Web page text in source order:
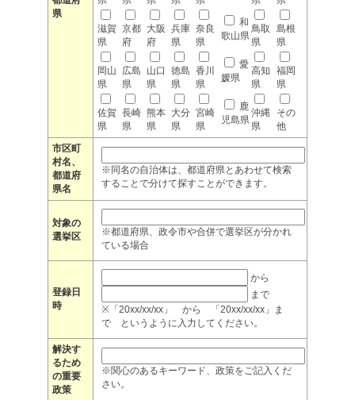
県
滋賀
県
京都
府
大阪
府
兵庫
県
奈良
県
和
歌山県
鳥取
県
島根
県
岡山
県
広島
県
山口
県
徳島
県
香川
県
愛
媛県
高知
県
福岡
県
佐賀
県
長崎
県
熊本
県
大分
県
宮崎
県
鹿
児島県
沖縄
県
その
他
市区町
村名、
都道府
県名
※同名の自治体は、都道府県とあわせて検索
することで分けて探すことができます。
対象の
選挙区
※都道府県、政令市や合併で選挙区が分かれ
ている場合
登録日
時
から
まで
※「20xx/xx/xx」 から 「20xx/xx/xx」ま
で というように入力してください。
解決す
るため
の重要
政策
※関心のあるキーワード、政策をご記入くだ
さい。